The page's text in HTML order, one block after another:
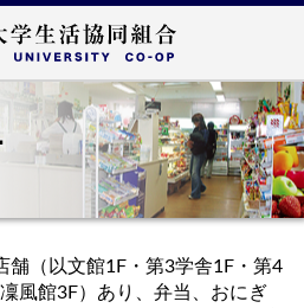
舗（以文館1F・第3学舎1F・第4
風館3F）あり、弁当、おにぎ